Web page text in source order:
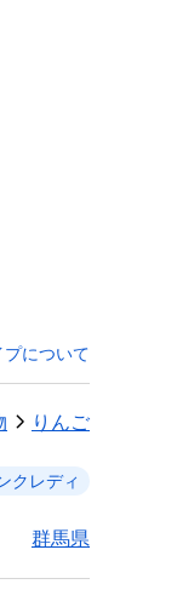
プについて
りんご
クレディ
群馬県